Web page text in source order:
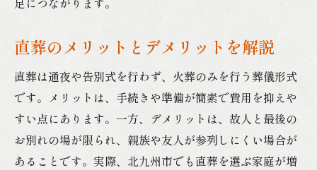
直葬のメリットとデメリットを解説
直葬は通夜や告別式を行わず、火葬のみを行う葬儀形式
です。メリットは、手続きや準備が簡素で費用を抑えや
すい点にあります。一方、デメリットは、故人と最後の
お別れの場が限られ、親族や友人が参列しにくい場合が
あることです。実際、北九州市でも直葬を選ぶ家庭が増